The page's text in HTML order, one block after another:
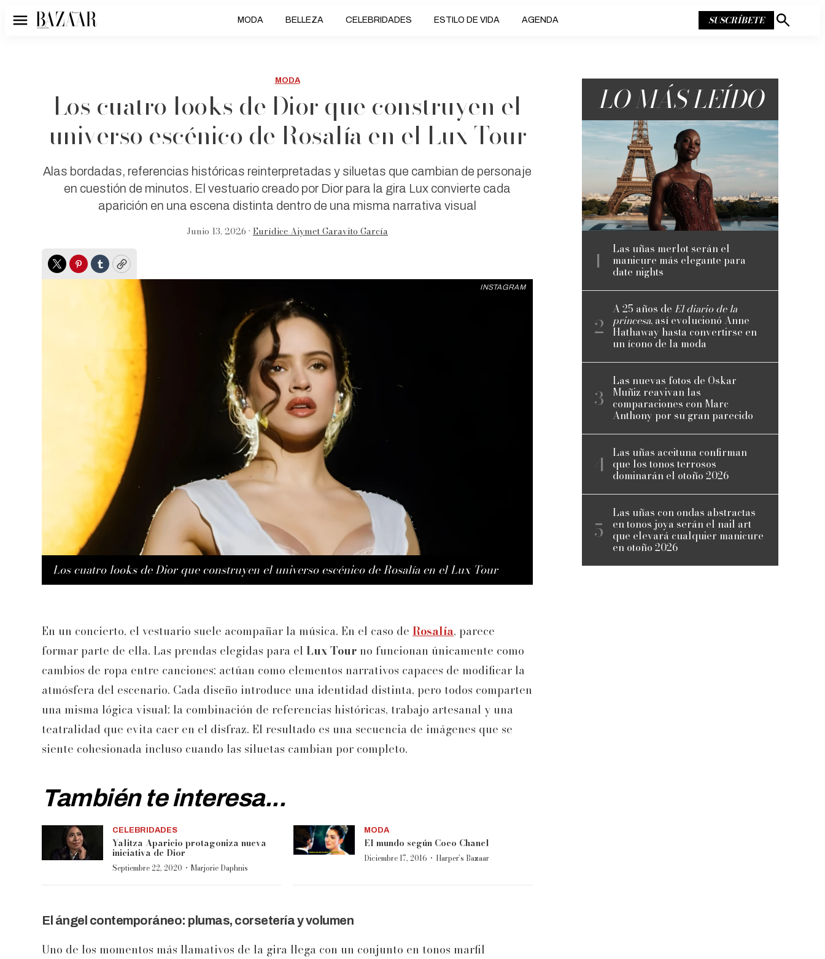
Menú MODA BELLEZA CELEBRIDADES ESTILO DE VIDA AGENDA SUSCRÍBETE
Mostrar
MODA
Los cuatro looks de Dior que construyen el
universo escénico de Rosalía en el Lux Tour
Alas bordadas, referencias históricas reinterpretadas y siluetas que cambian de personaje
en cuestión de minutos. El vestuario creado por Dior para la gira Lux convierte cada
aparición en una escena distinta dentro de una misma narrativa visual
Junio 13, 2026 • Eurídice Aiymet Garavito García
TwitterPinterest
TumblrCopy
Los cuatro looks de Dior que construyen el universo escénico de Rosalía en el Lux Tour
INSTAGRAM
En un concierto, el vestuario suele acompañar la música. En el caso de Rosalía, parece
formar parte de ella. Las prendas elegidas para el Lux Tour no funcionan únicamente como
cambios de ropa entre canciones; actúan como elementos narrativos capaces de modificar la
atmósfera del escenario. Cada diseño introduce una identidad distinta, pero todos comparten
una misma lógica visual: la combinación de referencias históricas, trabajo artesanal y una
teatralidad que evita caer en el disfraz. El resultado es una secuencia de imágenes que se
siente cohesionada incluso cuando las siluetas cambian por completo.
También te interesa...
CELEBRIDADES
Yalitza Aparicio protagoniza nueva
iniciativa de Dior
Septiembre 22, 2020 · Marjorie Daphnis
MODA
El mundo según Coco Chanel
Diciembre 17, 2016 · Harper’s Bazaar
El ángel contemporáneo: plumas, corsetería y volumen
Uno de los momentos más llamativos de la gira llega con un conjunto en tonos marfil
LO MÁS LEÍDO
Las uñas merlot serán el
manicure más elegante para
date nights
A 25 años de El diario de la
princesa, así evolucionó Anne
Hathaway hasta convertirse en
un ícono de la moda
Las nuevas fotos de Oskar
Muñiz reavivan las
comparaciones con Marc
Anthony por su gran parecido
Las uñas aceituna confirman
que los tonos terrosos
dominarán el otoño 2026
Las uñas con ondas abstractas
en tonos joya serán el nail art
que elevará cualquier manicure
en otoño 2026